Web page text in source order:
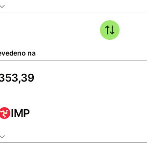
na
IMP